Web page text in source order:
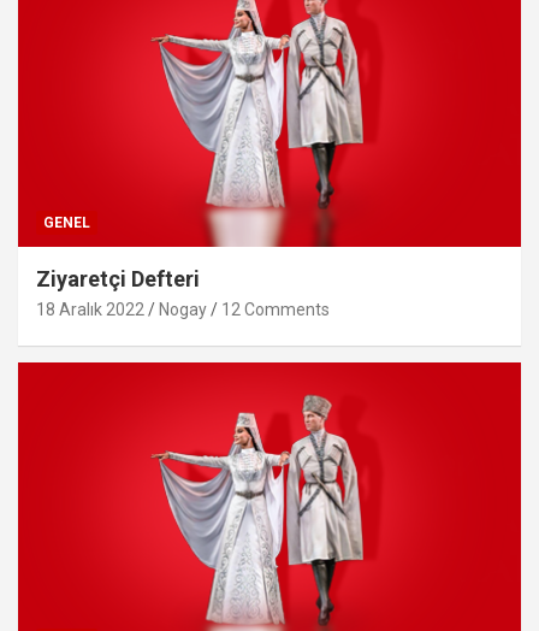
GENEL
Ziyaretçi Defteri
18 Aralık 2022 Nogay 12 Comments